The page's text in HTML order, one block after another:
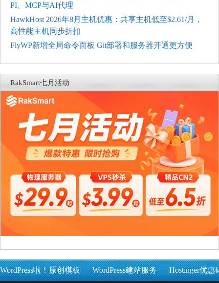
PI、MCP与AI代理
HawkHost 2026年8月主机优惠：共享主机低至$2.61/月，
高性能主机同步折扣
FlyWP新增全局命令面板 Git部署和服务器开通更方便
RakSmart七月活动
WordPress啦！原创模板 WordPress建站服务 Hostinger优惠